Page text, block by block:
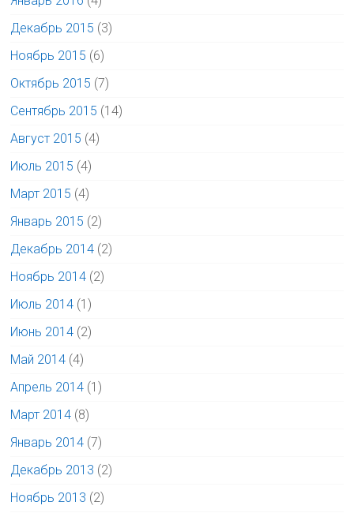
Декабрь 2015 (3)
Ноябрь 2015 (6)
Октябрь 2015 (7)
Сентябрь 2015 (14)
Август 2015 (4)
Июль 2015 (4)
Март 2015 (4)
Январь 2015 (2)
Декабрь 2014 (2)
Ноябрь 2014 (2)
Июль 2014 (1)
Июнь 2014 (2)
Май 2014 (4)
Апрель 2014 (1)
Март 2014 (8)
Январь 2014 (7)
Декабрь 2013 (2)
Ноябрь 2013 (2)